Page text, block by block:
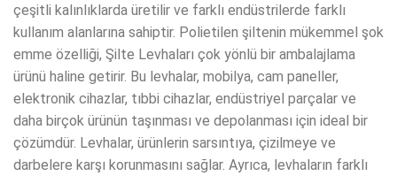
çeşitli kalınlıklarda üretilir ve farklı endüstrilerde farklı
kullanım alanlarına sahiptir. Polietilen şiltenin mükemmel şok
emme özelliği, Şilte Levhaları çok yönlü bir ambalajlama
ürünü haline getirir. Bu levhalar, mobilya, cam paneller,
elektronik cihazlar, tıbbi cihazlar, endüstriyel parçalar ve
daha birçok ürünün taşınması ve depolanması için ideal bir
çözümdür. Levhalar, ürünlerin sarsıntıya, çizilmeye ve
darbelere karşı korunmasını sağlar. Ayrıca, levhaların farklı